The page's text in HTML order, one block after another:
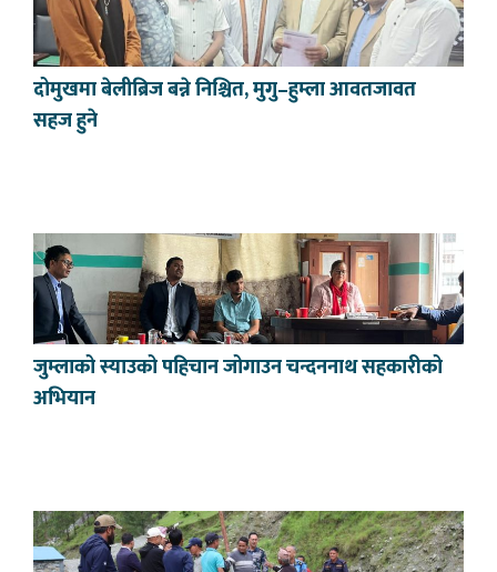
दोमुखमा बेलीब्रिज बन्ने निश्चित, मुगु–हुम्ला आवतजावत
सहज हुने
जुम्लाको स्याउको पहिचान जोगाउन चन्दननाथ सहकारीको
अभियान